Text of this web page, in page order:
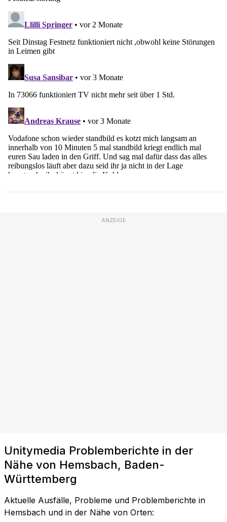
ANZEIGE
Unitymedia Problemberichte in der
Nähe von Hemsbach, Baden-
Württemberg
Aktuelle Ausfälle, Probleme und Problemberichte in
Hemsbach und in der Nähe von Orten: